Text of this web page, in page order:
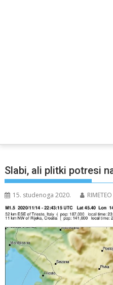
Slabi, ali plitki potresi
15. studenoga 2020. RIMETEO